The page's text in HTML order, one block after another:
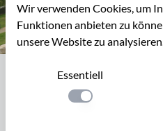
Blick vom
Wir verwenden Cookies, um
Funktionen anbieten zu
unsere Website zu
Essentiell
Einstellung